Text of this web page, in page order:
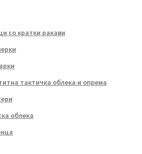
со кратки ракави
тактичка облека и опрема
облека